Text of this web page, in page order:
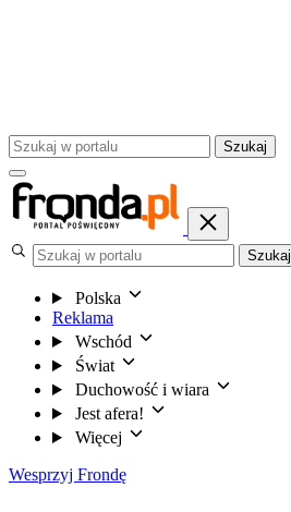
Szukaj
Szukaj
Polska
Reklama
Wschód
Świat
Duchowość i wiara
Jest afera!
Więcej
Wesprzyj Frondę